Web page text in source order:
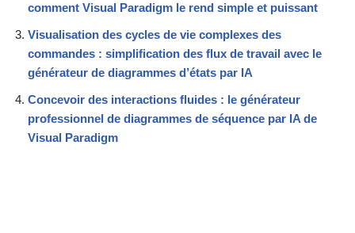
comment Visual Paradigm le rend simple et puissant
Visualisation des cycles de vie complexes des
commandes : simplification des flux de travail avec le
générateur de diagrammes d’états par IA
Concevoir des interactions fluides : le générateur
professionnel de diagrammes de séquence par IA de
Visual Paradigm